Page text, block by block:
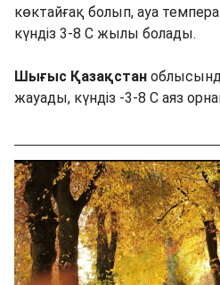
көктайғақ болып, ауа
күндіз 3-8 С жылы болады.
Шығыс Қазақстан
жауады, күндіз -3-8 С аяз